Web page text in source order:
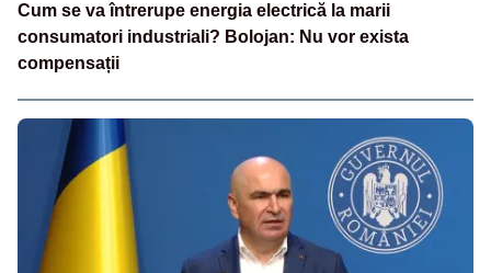
Cum se va întrerupe energia electrică la marii
consumatori industriali? Bolojan: Nu vor exista
compensații